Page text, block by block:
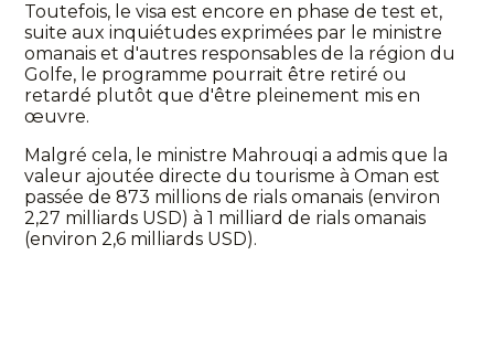
Toutefois, le visa est encore en phase de test et,
suite aux inquiétudes exprimées par le ministre
omanais et d'autres responsables de la région du
Golfe, le programme pourrait être retiré ou
retardé plutôt que d'être pleinement mis en
œuvre.
Malgré cela, le ministre Mahrouqi a admis que la
valeur ajoutée directe du tourisme à Oman est
passée de 873 millions de rials omanais (environ
2,27 milliards USD) à 1 milliard de rials omanais
(environ 2,6 milliards USD).